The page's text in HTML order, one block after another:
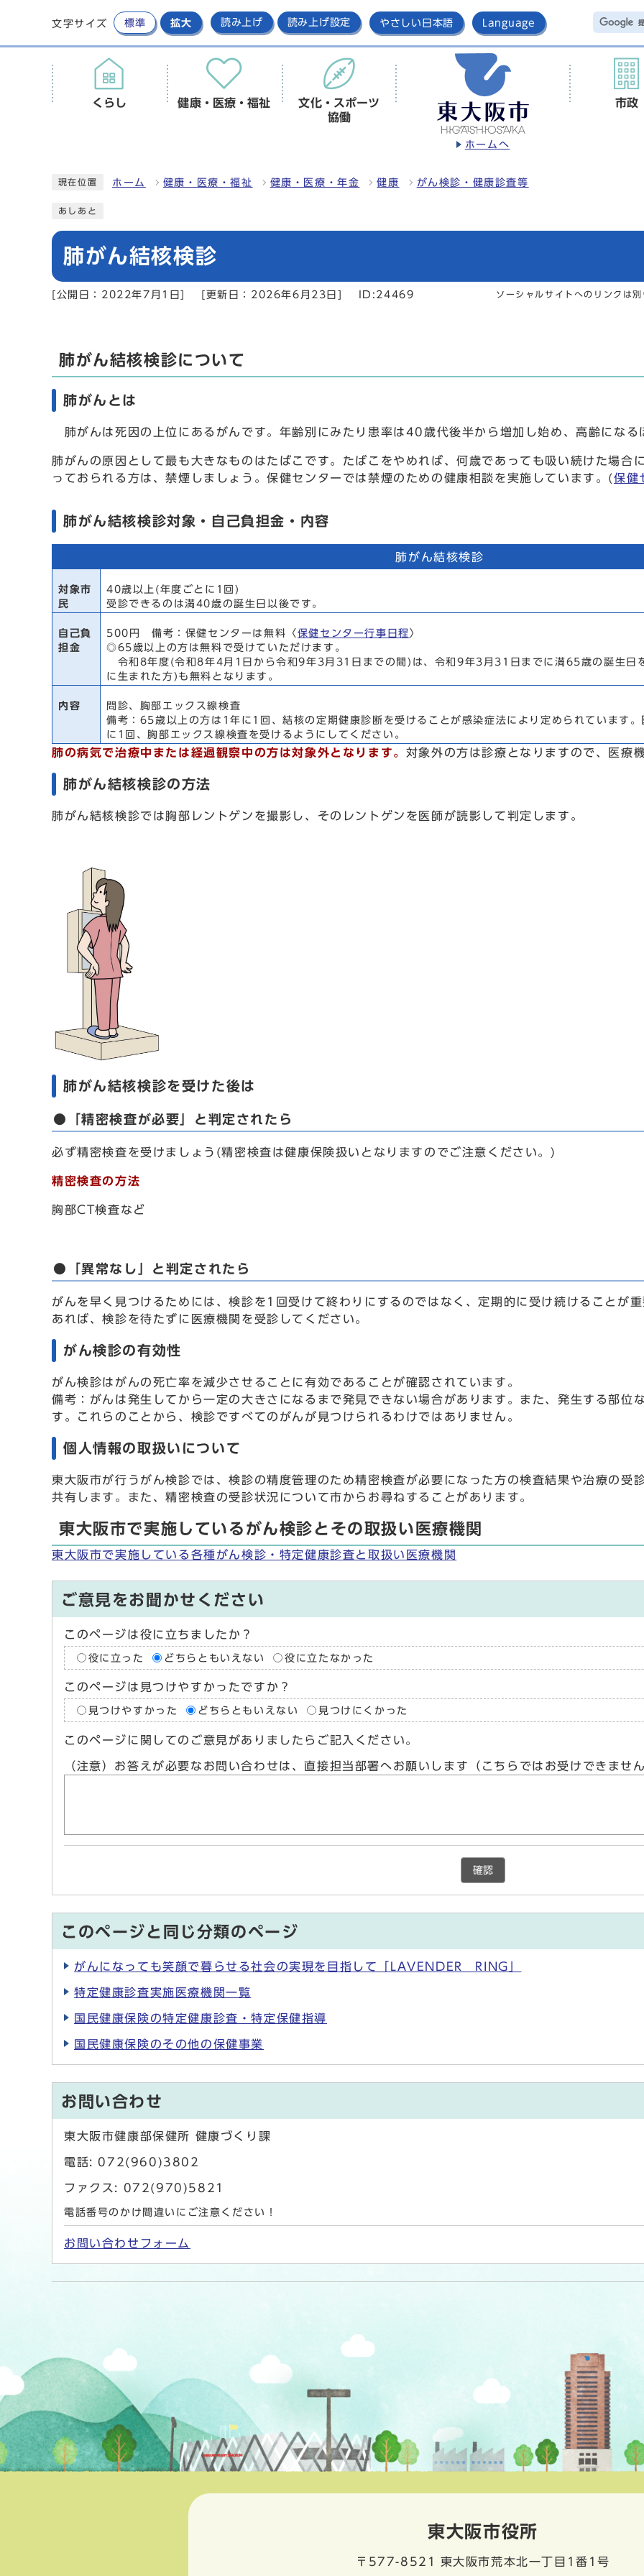
文字サイズ 標準 拡大 読み上げ 読み上げ設定 やさしい日本語 Language
ホームへ
くらし 健康・医療・福祉
文化・スポーツ
協働
市政
現在位置 ホーム 健康・医療・福祉 健康・医療・年金 健康 がん検診・健康診査等
あしあと
肺がん結核検診
[公開日：2022年7月1日] [更新日：2026年6月23日] ID:24469 ソーシャルサイトへのリンクは
肺がん結核検診について
肺がんとは
肺がんは死因の上位にあるがんです。年齢別にみたり患率は40歳代後半から増加し始め、高齢になる
肺がんの原因として最も大きなものはたばこです。たばこをやめれば、何歳であっても吸い続けた場合
っておられる方は、禁煙しましょう。保健センターでは禁煙のための健康相談を実施しています。(保健
肺がん結核検診対象・自己負担金・内容
肺がん結核検診
対象市
民
40歳以上(年度ごとに1回)
受診できるのは満40歳の誕生日以後です。
自己負
担金
500円 備考：保健センターは無料〈 保健センター行事日程 〉
◎65歳以上の方は無料で受けていただけます。
令和8年度(令和8年4月1日から令和9年3月31日までの間)は、令和9年3月31日までに満65歳の誕生日
に生まれた方)も無料となります。
内容
問診、胸部エックス線検査
備考：65歳以上の方は1年に1回、結核の定期健康診断を受けることが感染症法により定められています
に1回、胸部エックス線検査を受けるようにしてください。
肺の病気で治療中または経過観察中の方は対象外となります。 対象外の方は診療となりますので、医療
肺がん結核検診の方法
肺がん結核検診では胸部レントゲンを撮影し、そのレントゲンを医師が読影して判定します。
肺がん結核検診を受けた後は
●「精密検査が必要」と判定されたら
必ず精密検査を受けましょう(精密検査は健康保険扱いとなりますのでご注意ください。)
精密検査の方法
胸部CT検査など
●「異常なし」と判定されたら
がんを早く見つけるためには、検診を1回受けて終わりにするのではなく、定期的に受け続けることが
あれば、検診を待たずに医療機関を受診してください。
がん検診の有効性
がん検診はがんの死亡率を減少させることに有効であることが確認されています。
備考：がんは発生してから一定の大きさになるまで発見できない場合があります。また、発生する部位
す。これらのことから、検診ですべてのがんが見つけられるわけではありません。
個人情報の取扱いについて
東大阪市が行うがん検診では、検診の精度管理のため精密検査が必要になった方の検査結果や治療の受
共有します。また、精密検査の受診状況について市からお尋ねすることがあります。
東大阪市で実施しているがん検診とその取扱い医療機関
東大阪市で実施している各種がん検診・特定健康診査と取扱い医療機関
ご意見をお聞かせください
このページは役に立ちましたか？
役に立った どちらともいえない 役に立たなかった
このページは見つけやすかったですか？
見つけやすかった どちらともいえない 見つけにくかった
このページに関してのご意見がありましたらご記入ください。
（注意）お答えが必要なお問い合わせは、直接担当部署へお願いします（こちらではお受けできませ
確認
このページと同じ分類のページ
がんになっても笑顔で暮らせる社会の実現を目指して「LAVENDER RING」
特定健康診査実施医療機関一覧
国民健康保険の特定健康診査・特定保健指導
国民健康保険のその他の保健事業
お問い合わせ
東大阪市健康部保健所 健康づくり課
電話: 072(960)3802
ファクス: 072(970)5821
電話番号のかけ間違いにご注意ください！
お問い合わせフォーム
東大阪市役所
〒577-8521 東大阪市荒本北一丁目1番1号